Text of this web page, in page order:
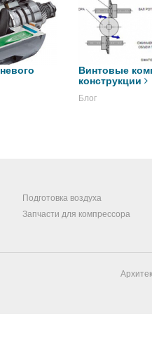
Винтовые
конструкции
Блог
Подготовка воздуха
Запчасти для компрессора